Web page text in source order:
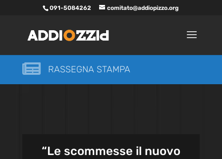
091-5084262 comitato@addiopizzo.org
 RASSEGNA STAMPA
“Le scommesse il nuovo